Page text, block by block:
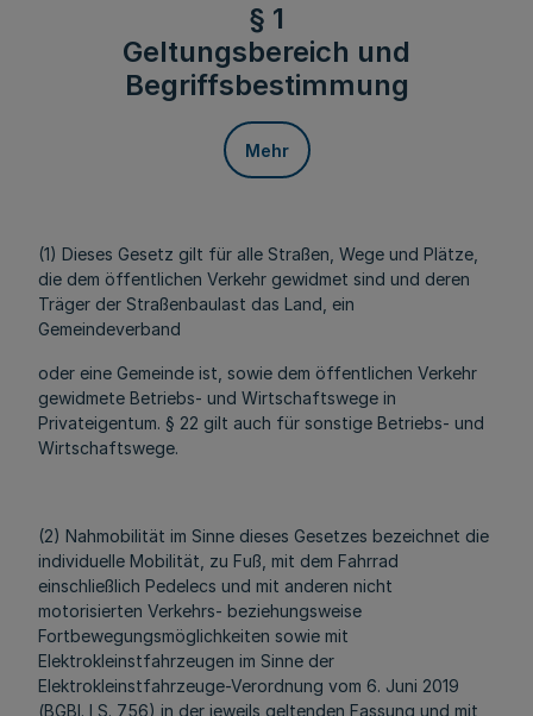
§ 1
Geltungsbereich und
Begriffsbestimmung
Mehr
(1) Dieses Gesetz gilt für alle Straßen, Wege und Plätze,
die dem öffentlichen Verkehr gewidmet sind und deren
Träger der Straßenbaulast das Land, ein
Gemeindeverband
oder eine Gemeinde ist, sowie dem öffentlichen Verkehr
gewidmete Betriebs- und Wirtschaftswege in
Privateigentum. § 22 gilt auch für sonstige Betriebs- und
Wirtschaftswege.
(2) Nahmobilität im Sinne dieses Gesetzes bezeichnet die
individuelle Mobilität, zu Fuß, mit dem Fahrrad
einschließlich Pedelecs und mit anderen nicht
motorisierten Verkehrs- beziehungsweise
Fortbewegungsmöglichkeiten sowie mit
Elektrokleinstfahrzeugen im Sinne der
Elektrokleinstfahrzeuge-Verordnung vom 6. Juni 2019
(BGBl. I S. 756) in der jeweils geltenden Fassung und mit